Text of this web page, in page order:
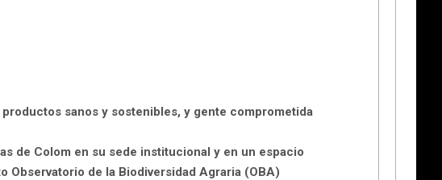
sanos y sostenibles, y gente comprometida
de Colom en su sede institucional y en un espacio
Observatorio de la Biodiversidad Agraria (OBA)